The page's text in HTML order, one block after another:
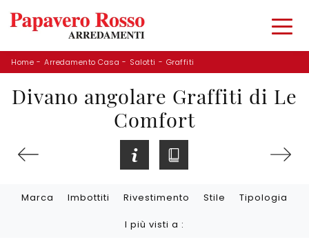
Home - Arredamento Casa - Salotti - Graffiti
Divano angolare Graffiti di Le
Comfort
Marca Imbottiti Rivestimento Stile Tipologia
I più visti a :